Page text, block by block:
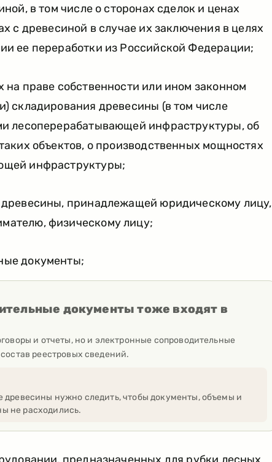
в том числе о сторонах сделок и ценах
с древесиной в случае их заключения в целях
ее переработки из Российской Федерации;
праве собственности или ином законном
складирования древесины (в том числе
лесоперерабатывающей инфраструктуры, об
объектов, о производственных мощностях
инфраструктуры;
древесины, принадлежащей юридическому лицу,
физическому лицу;
документы;
документы тоже входят в
и отчеты, но и электронные сопроводительные
реестровых сведений.
древесины нужно следить, чтобы документы, объемы и
не расходились.